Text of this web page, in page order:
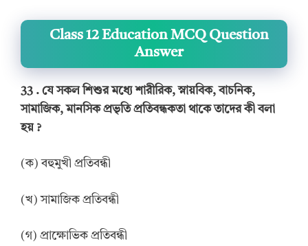
Class 12 Education MCQ Question
Answer
33 . যে সকল শিশুর মধ্যে শারীরিক, স্নায়বিক, বাচনিক,
সামাজিক, মানসিক প্রভৃতি প্রতিবন্ধকতা থাকে তাদের কী বলা
হয় ?
(ক) বহুমুখী প্রতিবন্ধী
(খ) সামাজিক প্রতিবন্ধী
(গ) প্রাক্ষোভিক প্রতিবন্ধী